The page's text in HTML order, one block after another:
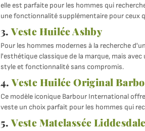
elle est parfaite pour les hommes qui
une fonctionnalité supplémentaire pour ceux
3.Veste Huilée Ashby
Pour les hommes modernes à la recherche
l'esthétique classique de la marque, mais
style et fonctionnalité sans compromis.
4.Veste Huilée Original
Ce modèle iconique Barbour International
veste un choix parfait pour les hommes qui
5.Veste Matelassée Liddesdale